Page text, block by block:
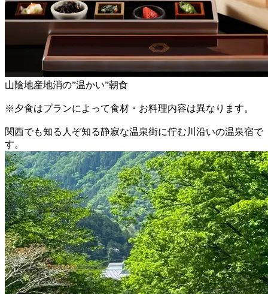
山陰地産地消の”温かい”朝食
※夕食はプランによって食材・お料理内容は異なります。
関西でも知る人ぞ知る静寂な温泉街に佇む川沿いの温泉宿で
す。